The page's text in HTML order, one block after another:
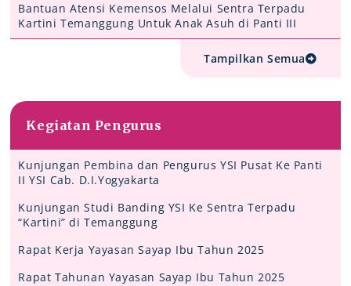
Bantuan Atensi Kemensos Melalui Sentra Terpadu
Kartini Temanggung Untuk Anak Asuh di Panti III
Tampilkan Semua
Kegiatan Pengurus
Kunjungan Pembina dan Pengurus YSI Pusat Ke Panti
II YSI Cab. D.I.Yogyakarta
Kunjungan Studi Banding YSI Ke Sentra Terpadu
“Kartini” di Temanggung
Rapat Kerja Yayasan Sayap Ibu Tahun 2025
Rapat Tahunan Yayasan Sayap Ibu Tahun 2025